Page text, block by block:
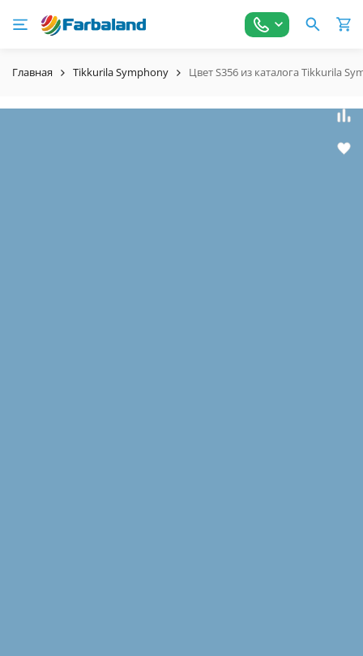
Главная Tikkurila Symphony Цвет S356 из каталога Tikkurila